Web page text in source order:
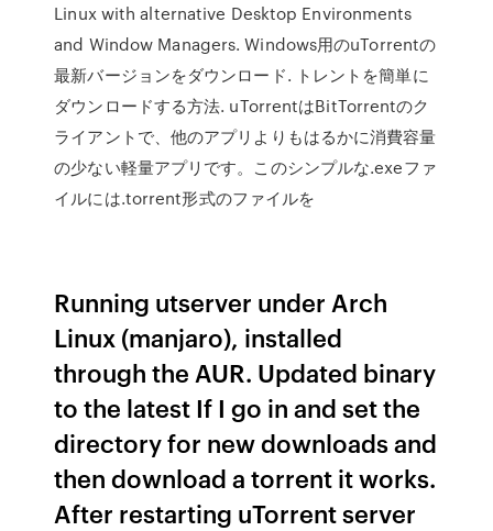
Linux with alternative Desktop Environments
and Window Managers. Windows用のuTorrentの
最新バージョンをダウンロード. トレントを簡単に
ダウンロードする方法. uTorrentはBitTorrentのク
ライアントで、他のアプリよりもはるかに消費容量
の少ない軽量アプリです。このシンプルな.exeファ
イルには.torrent形式のファイルを
Running utserver under Arch
Linux (manjaro), installed
through the AUR. Updated binary
to the latest If I go in and set the
directory for new downloads and
then download a torrent it works.
After restarting uTorrent server